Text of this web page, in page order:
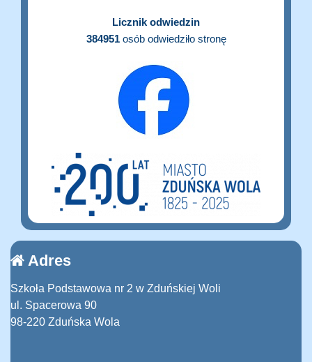
Licznik odwiedzin
384951osób odwiedziło stronę
Adres
Szkoła Podstawowa nr 2 w Zduńskiej Woli
ul. Spacerowa 90
98-220 Zduńska Wola